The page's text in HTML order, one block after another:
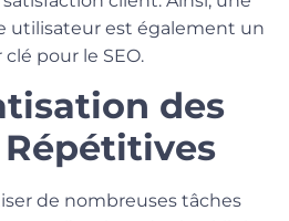
utilisateur est également un
pour le SEO.
des
Répétitives
de nombreuses tâches